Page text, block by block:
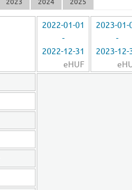
2022-01-01
-
2022-12-31
eHUF
2023-01-
-
2023-12-